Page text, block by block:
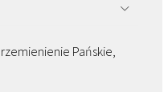
Pańskie,